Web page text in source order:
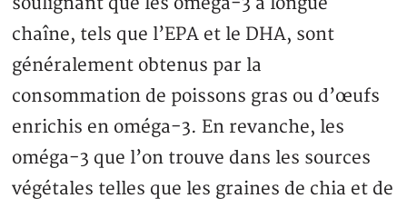
chaîne, tels que l’EPA et le DHA, sont
généralement obtenus par la
consommation de poissons gras ou d’œufs
enrichis en oméga-3. En revanche, les
oméga-3 que l’on trouve dans les sources
végétales telles que les graines de chia et de